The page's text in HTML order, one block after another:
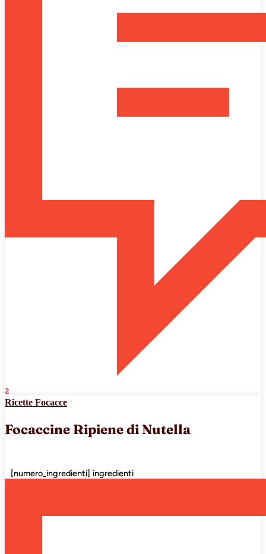
2
Ricette Focacce
Focaccine Ripiene di Nutella
[numero_ingredienti] ingredienti